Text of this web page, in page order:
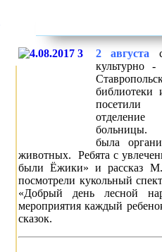
2 августа
культурно -
посетили
отделение
больницы.
была
животных. Ребята с
были Ёжики» и рассказ М.
посмотрели кукольный
«Добрый день лесной
мероприятия каждый
сказок.